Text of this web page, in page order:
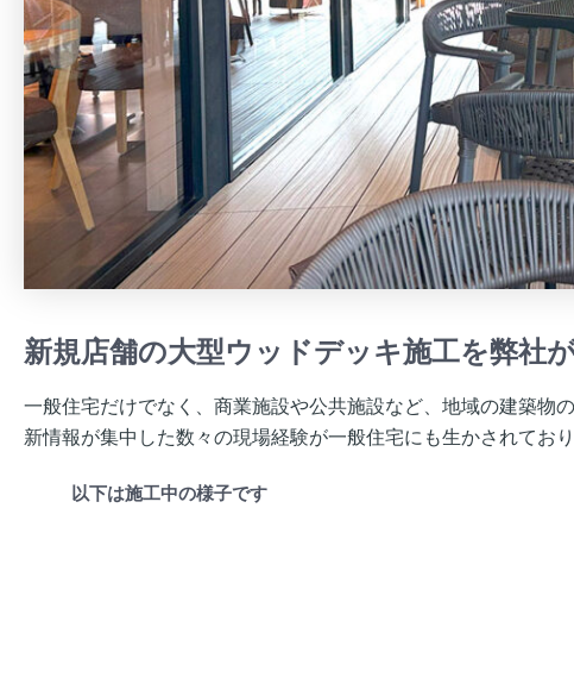
新規店舗の大型ウッドデッキ施工を弊社
一般住宅だけでなく、商業施設や公共施設など、地域の建築物
新情報が集中した数々の現場経験が一般住宅にも生かされており
以下は施工中の様子です